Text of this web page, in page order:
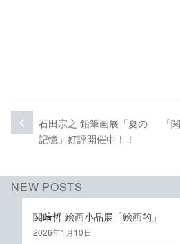
投
稿
ビ
「
次
次
の
石田宗之 鉛筆画展「夏の
記憶」好評開催中！！
NEW POSTS
関﨑哲 絵画小品展「絵画的」
2026年1月10日